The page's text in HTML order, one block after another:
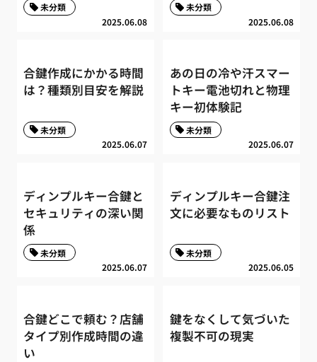
2025.06.08
未分類
2025.06.08
未分類
合鍵作成にかかる時間
は？種類別目安を解説
2025.06.07
未分類
あの日の冷や汗スマー
トキー電池切れと物理
キー初体験記
2025.06.07
未分類
ディンプルキー合鍵と
セキュリティの深い関
係
2025.06.07
未分類
ディンプルキー合鍵注
文に必要なものリスト
2025.06.05
未分類
合鍵どこで頼む？店舗
タイプ別作成時間の違
い
鍵をなくして気づいた
複製不可の現実